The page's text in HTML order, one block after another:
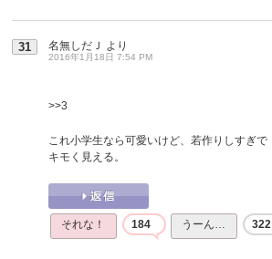
31 名無しだＪ より
2016年1月18日 7:54 PM
>>3
これ小学生なら可愛いけど、若作りしすぎで
キモく見える。
それな！ 184 うーん… 322